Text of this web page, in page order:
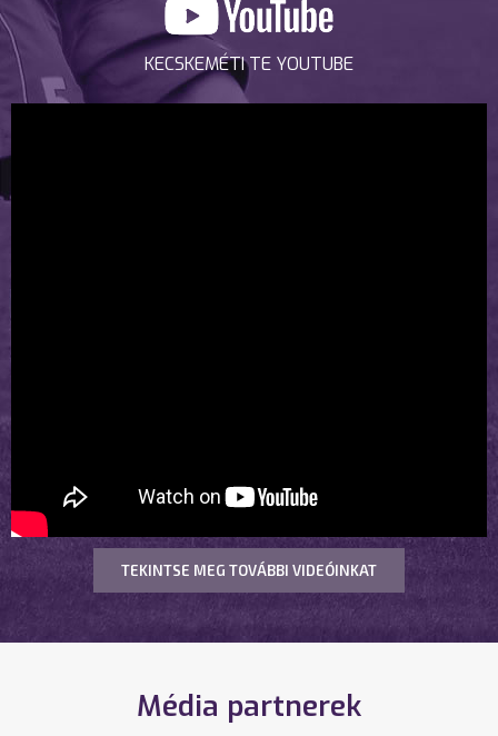
KECSKEMÉTI TE YOUTUBE
TEKINTSE MEG TOVÁBBI VIDEÓINKAT
Média partnerek